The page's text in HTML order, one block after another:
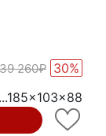
39 260₽ 30%